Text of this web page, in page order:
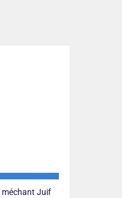
méchant Juif